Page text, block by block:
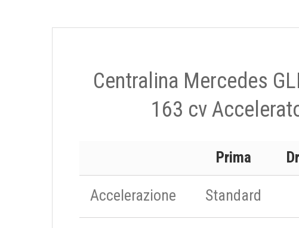
Centralina Mercedes
163 cv
Prima
Accelerazione Standard